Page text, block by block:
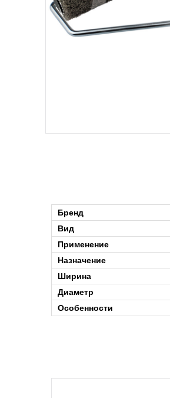
Бренд
Вид
Применение
Назначение
Ширина
Диаметр
Особенности